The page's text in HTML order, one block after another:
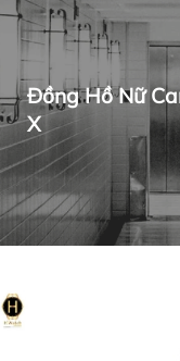
Đồng Hồ Nữ
X